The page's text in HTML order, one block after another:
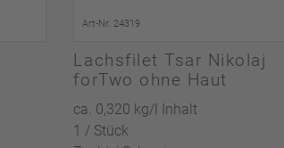
Art-Nr. 24319
Lachsfilet Tsar Nikolaj
forTwo ohne Haut
ca. 0,320 kg/l Inhalt
1 / Stück